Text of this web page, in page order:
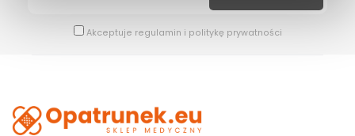
Akceptuje regulamin i politykę prywatności